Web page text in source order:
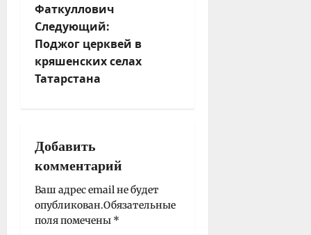
в
и
г
а
ц
а
п
и
с
и
Фаткуллович
Следующий:
Поджог церквей в
кряшенских селах
Татарстана
Добавить
комментарий
Ваш адрес email не будет
опубликован.Обязательные
поля помечены *